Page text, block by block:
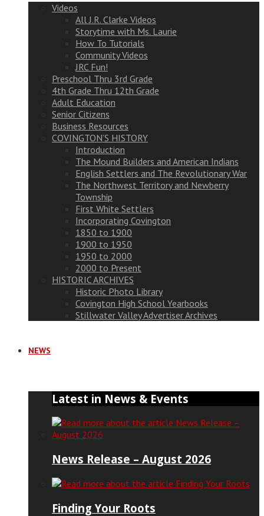
Videos
All J.R. Clarke Videos
Storytime with Ms. Laurie
How To Tutorials
Community Videos
JRC Fun!
Preschool Thru 3rd Grade
4th Grade Thru 12th Grade
Adult Education
Senior Citizens
Business Resources
COVINGTON’S HISTORY
Introduction
The Mound Builders and American Indians
English Settlers and The Revolutionary War
The Northwest Territory and Newberry
Township
First White Settlers
Incorporating Covington
1850 to 1900
1900 to 1950
1950 to 2000
2000 to Present
HISTORIC ARCHIVES
Historic Photo Library
Covington High School Yearbooks
Stillwater Valley Advertiser Archives
NEWS
Latest in News & Events
News Release – August 2026
Finding Your Roots